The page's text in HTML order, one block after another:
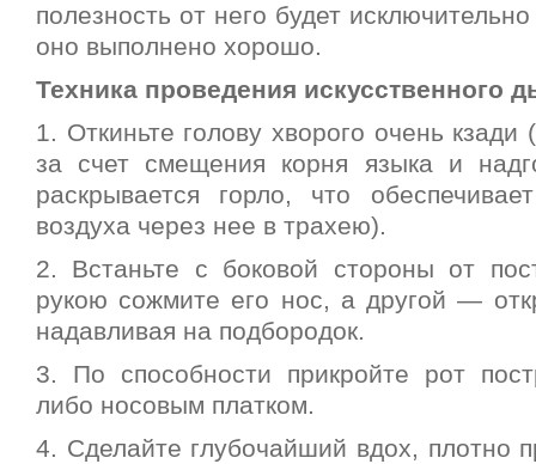
полезность от него будет
оно выполнено хорошо.
Техника проведения искусственного
1. Откиньте голову хворого очень
за счет смещения корня языка и
раскрывается горло, что
воздуха через нее в трахею).
2. Встаньте с боковой стороны от
рукою сожмите его нос, а другой —
надавливая на подбородок.
3. По способности прикройте рот
либо носовым платком.
4. Сделайте глубочайший вдох, плотно